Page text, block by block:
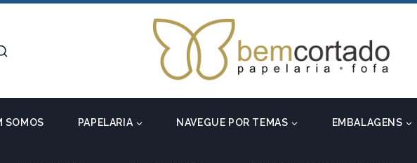
SOMOS PAPELARIA NAVEGUE POR TEMAS EMBALAGENS